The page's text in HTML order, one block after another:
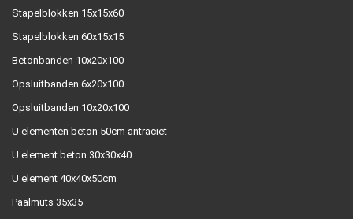
Stapelblokken 15x15x60
Stapelblokken 60x15x15
Betonbanden 10x20x100
Opsluitbanden 6x20x100
Opsluitbanden 10x20x100
U elementen beton 50cm antraciet
U element beton 30x30x40
U element 40x40x50cm
Paalmuts 35x35